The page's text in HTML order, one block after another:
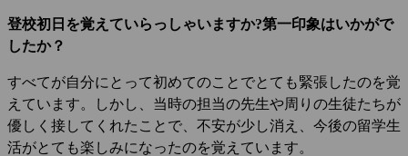
登校初日を覚えていらっしゃいますか?第一印象はいかがで
したか？
すべてが自分にとって初めてのことでとても緊張したのを覚
えています。しかし、当時の担当の先生や周りの生徒たちが
優しく接してくれたことで、不安が少し消え、今後の留学生
活がとても楽しみになったのを覚えています。